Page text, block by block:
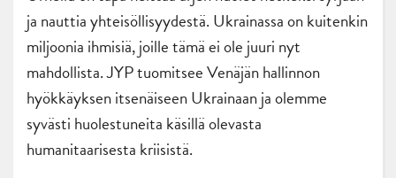
ja nauttia yhteisöllisyydestä. Ukrainassa on kuitenkin
miljoonia ihmisiä, joille tämä ei ole juuri nyt
mahdollista. JYP tuomitsee Venäjän hallinnon
hyökkäyksen itsenäiseen Ukrainaan ja olemme
syvästi huolestuneita käsillä olevasta
humanitaarisesta kriisistä.